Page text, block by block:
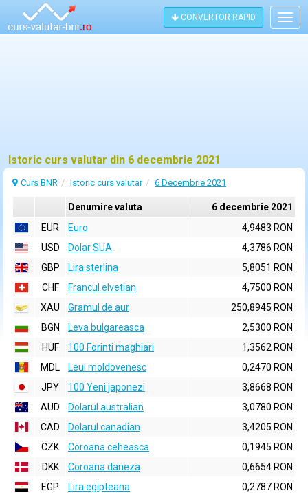
CONVERTOR RAPID
Istoric curs valutar din 6 decembrie 2021
Curs BNR Istoric curs valutar 6 Decembrie 2021
Denumire valuta
6 decembrie 2021
EUR
Euro
4,9483 RON
USD
Dolar SUA
4,3786 RON
GBP
Lira sterlina
5,8051 RON
CHF
Francul elvetian
4,7500 RON
XAU
Gramul de aur
250,8945 RON
BGN
Leva bulgareasca
2,5300 RON
HUF
100 Forinti maghiari
1,3562 RON
MDL
Leul moldovenesc
0,2470 RON
JPY
100 Yeni japonezi
3,8668 RON
AUD
Dolarul australian
3,0780 RON
CAD
Dolarul canadian
3,4205 RON
CZK
Coroana ceheasca
0,1945 RON
DKK
Coroana daneza
0,6654 RON
EGP
Lira egipteana
0,2787 RON